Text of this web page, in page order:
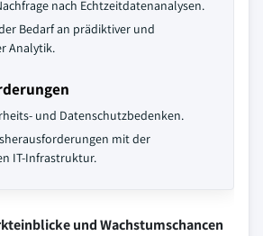
nach Echtzeitdatenanalysen.
Bedarf an prädiktiver und
Analytik.
und Datenschutzbedenken.
mit der
IT-Infrastruktur.
und Wachstumschancen